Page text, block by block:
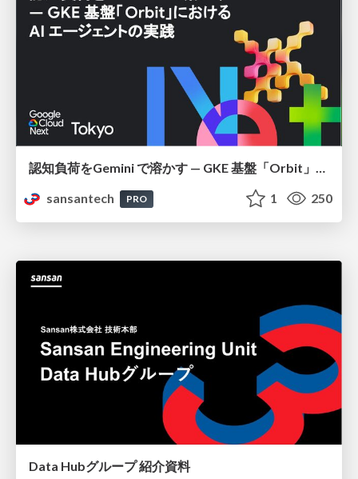
認知負荷をGemini で溶かす — GKE 基盤「Orbit」における AI エージェントの実践
sansantech
PRO 1 250
Data Hubグループ 紹介資料